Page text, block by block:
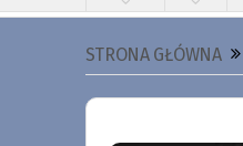
STRONA GŁÓWNA